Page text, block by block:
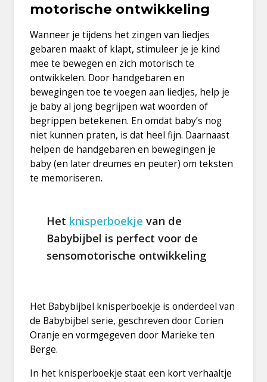
motorische ontwikkeling
Wanneer je tijdens het zingen van liedjes
gebaren maakt of klapt, stimuleer je je kind
mee te bewegen en zich motorisch te
ontwikkelen. Door handgebaren en
bewegingen toe te voegen aan liedjes, help je
je baby al jong begrijpen wat woorden of
begrippen betekenen. En omdat baby’s nog
niet kunnen praten, is dat heel fijn. Daarnaast
helpen de handgebaren en bewegingen je
baby (en later dreumes en peuter) om teksten
te memoriseren.
Het knisperboekje van de
Babybijbel is perfect voor de
sensomotorische ontwikkeling
Het Babybijbel knisperboekje is onderdeel van
de Babybijbel serie, geschreven door Corien
Oranje en vormgegeven door Marieke ten
Berge.
In het knisperboekje staat een kort verhaaltje